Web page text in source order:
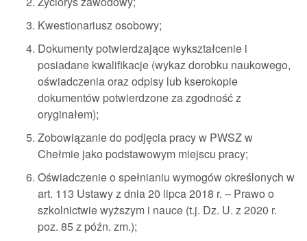
Kwestionariusz osobowy;
Dokumenty potwierdzające wykształcenie i
posiadane kwalifikacje (wykaz dorobku naukowego,
oświadczenia oraz odpisy lub kserokopie
dokumentów potwierdzone za zgodność z
oryginałem);
Zobowiązanie do podjęcia pracy w PWSZ w
Chełmie jako podstawowym miejscu pracy;
Oświadczenie o spełnianiu wymogów określonych w
art. 113 Ustawy z dnia 20 lipca 2018 r. – Prawo o
szkolnictwie wyższym i nauce (t.j. Dz. U. z 2020 r.
poz. 85 z późn. zm.);